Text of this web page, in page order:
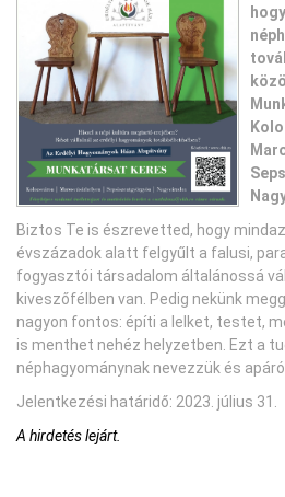
Biztos Te is észrevetted, hogy
évszázadok alatt felgyűlt a falusi,
fogyasztói társadalom általánossá
kiveszőfélben van. Pedig nekünk
nagyon fontos: építi a lelket, testet,
is menthet nehéz helyzetben. Ezt a
néphagyománynak nevezzük és
Jelentkezési határidő: 2023. július 31.
A hirdetés lejárt.